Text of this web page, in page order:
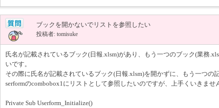
ブックを開かないでリストを参照したい
投稿者: tomisuke
氏名が記載されているブック(日報.xlsm)があり、もう一つのブック(業務
いです。
その際に氏名が記載されているブック(日報.xlsm)を開かずに、もう一つの
serformのcombobox1にリストとして参照したいのですが、上手くいきませ
Private Sub Userform_Initialize()